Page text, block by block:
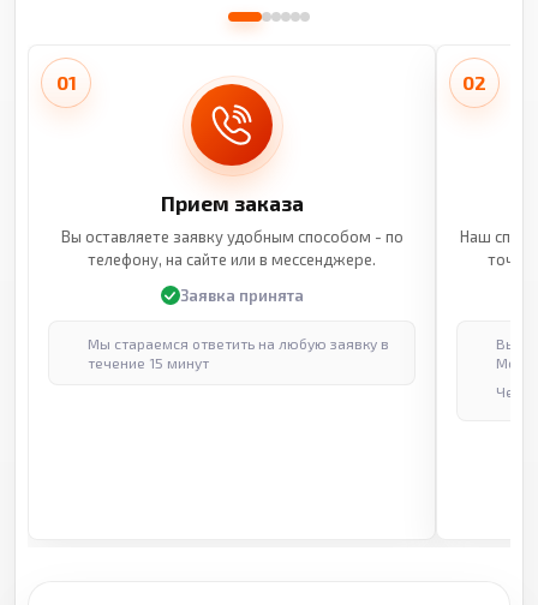
01
Прием заказа
Вы оставляете заявку удобным способом - по
телефону, на сайте или в мессенджере.
Заявка принята
Мы стараемся ответить на любую заявку в
течение 15 минут
02
Наш